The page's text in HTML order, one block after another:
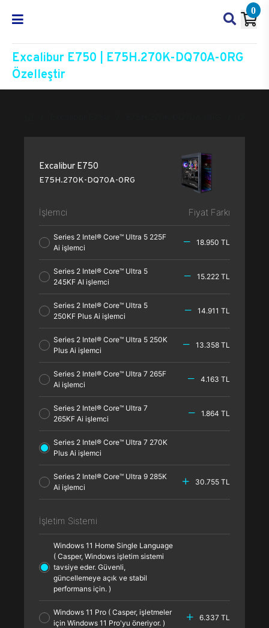
0
Excalibur E750 | E75H.270K-DQ70A-0RG
Özelleştir
Excalibur E750
E75H.270K-DQ70A-0RG
İşlemci Fiyat Farkı
Series 2 Intel® Core™ Ultra 5 225F
Ai işlemci
18.950 TL
Series 2 Intel® Core™ Ultra 5
245KF AI işlemci
15.222 TL
Series 2 Intel® Core™ Ultra 5
250KF Plus Ai işlemci
14.911 TL
Series 2 Intel® Core™ Ultra 5 250K
Plus Ai işlemci
13.358 TL
Series 2 Intel® Core™ Ultra 7 265F
Ai işlemci
4.163 TL
Series 2 Intel® Core™ Ultra 7
265KF Ai işlemci
1.864 TL
Series 2 Intel® Core™ Ultra 7 270K
Plus Ai işlemci
Series 2 Intel® Core™ Ultra 9 285K
Ai işlemci
30.755 TL
İşletim Sistemi
Windows 11 Home Single Language
( Casper, Windows işletim sistemi
tavsiye eder. Güvenli,
güncellemeye açık ve stabil
performans için. )
Windows 11 Pro ( Casper, işletmeler
için Windows 11 Pro'yu öneriyor. )
6.337 TL